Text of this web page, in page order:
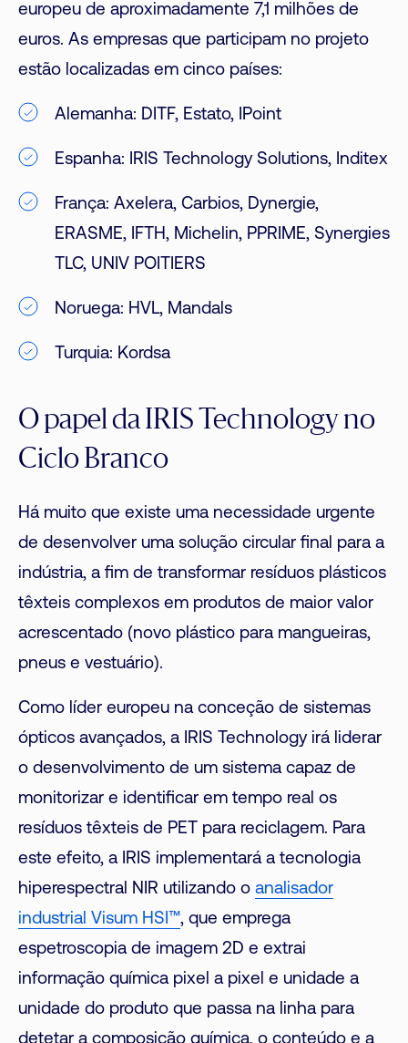
europeu de aproximadamente 7,1 milhões de
euros. As empresas que participam no projeto
estão localizadas em cinco países:
Alemanha: DITF, Estato, IPoint
Espanha: IRIS Technology Solutions, Inditex
França: Axelera, Carbios, Dynergie,
ERASME, IFTH, Michelin, PPRIME, Synergies
TLC, UNIV POITIERS
Noruega: HVL, Mandals
Turquia: Kordsa
O papel da IRIS Technology no
Ciclo Branco
Há muito que existe uma necessidade urgente
de desenvolver uma solução circular final para a
indústria, a fim de transformar resíduos plásticos
têxteis complexos em produtos de maior valor
acrescentado (novo plástico para mangueiras,
pneus e vestuário).
Como líder europeu na conceção de sistemas
ópticos avançados, a IRIS Technology irá liderar
o desenvolvimento de um sistema capaz de
monitorizar e identificar em tempo real os
resíduos têxteis de PET para reciclagem. Para
este efeito, a IRIS implementará a tecnologia
hiperespectral NIR utilizando o analisador
industrial Visum HSI™, que emprega
espetroscopia de imagem 2D e extrai
informação química pixel a pixel e unidade a
unidade do produto que passa na linha para
detetar a composição química, o conteúdo e a